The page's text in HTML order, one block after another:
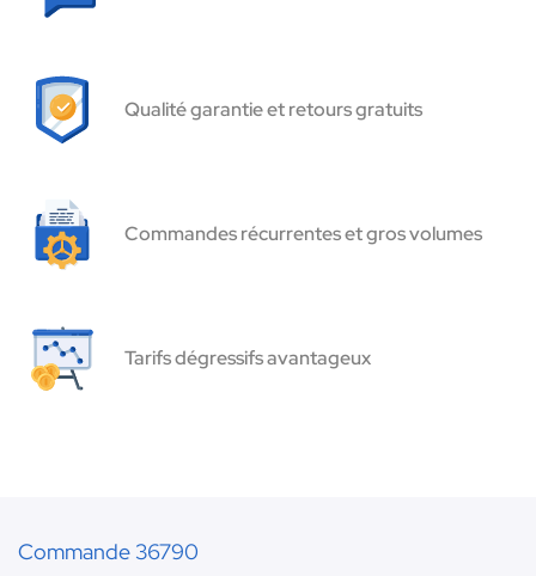
Qualité garantie et retours gratuits
Commandes récurrentes et gros volumes
Tarifs dégressifs avantageux
Commande 36790